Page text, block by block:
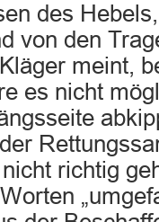
des
von den
meint,
es nicht
richtig